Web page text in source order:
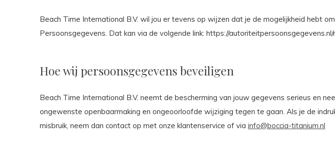
Beach Time International B.V. wil jou er tevens op wijzen dat je de mogelijkheid hebt
Persoonsgegevens. Dat kan via de volgende link: https://
Hoe wij persoonsgegevens beveiligen
Beach Time International B.V. neemt de bescherming van jouw gegevens serieus en
ongewenste openbaarmaking en ongeoorloofde wijziging tegen te gaan. Als je de
misbruik, neem dan contact op met onze klantenservice of via info@boccia-titanium.nl